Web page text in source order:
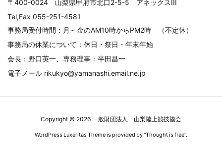
〒400-0024 山梨県甲府市北口2-5-5 アネックスIII
Tel,Fax 055-251-4581
事務局受付時間：月～金のAM10時からPM2時 （不定休）
事務局の休業について：休日・祭日・年末年始
会長：野口英一、専務理事：半田昌一
電子メール rikukyo@yamanashi.email.ne.jp
Copyright © 2026 一般財団法人 山梨陸上競技協会
WordPress Luxeritas Theme is provided by "Thought is free".